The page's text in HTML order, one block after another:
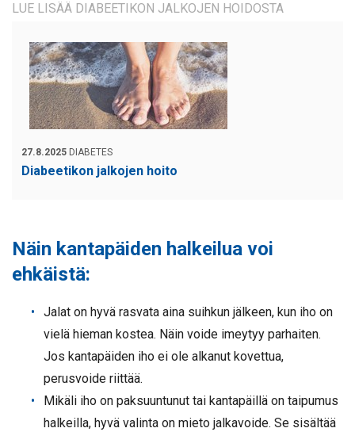
LUE LISÄÄ DIABEETIKON JALKOJEN HOIDOSTA
27.8.2025 DIABETES
Diabeetikon jalkojen hoito
Näin kantapäiden halkeilua voi
ehkäistä:
Jalat on hyvä rasvata aina suihkun jälkeen, kun iho on
vielä hieman kostea. Näin voide imeytyy parhaiten.
Jos kantapäiden iho ei ole alkanut kovettua,
perusvoide riittää.
Mikäli iho on paksuuntunut tai kantapäillä on taipumus
halkeilla, hyvä valinta on mieto jalkavoide. Se sisältää